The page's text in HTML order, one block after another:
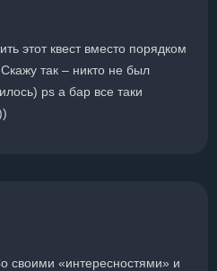
этот квест вместо порядком
так – никто не был
ps а бар все таки
своими «интересностями» и